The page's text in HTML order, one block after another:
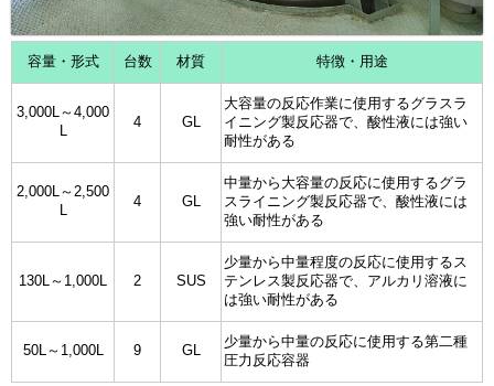
容量・形式 台数 材質 特徴・用途
3,000L～4,000
L
4 GL
大容量の反応作業に使用するグラスラ
イニング製反応器で、酸性液には強い
耐性がある
2,000L～2,500
L
4 GL
中量から大容量の反応に使用するグラ
スライニング製反応器で、酸性液には
強い耐性がある
130L～1,000L 2 SUS
少量から中量程度の反応に使用するス
テンレス製反応器で、アルカリ溶液に
は強い耐性がある
50L～1,000L 9 GL
少量から中量の反応に使用する第二種
圧力反応容器